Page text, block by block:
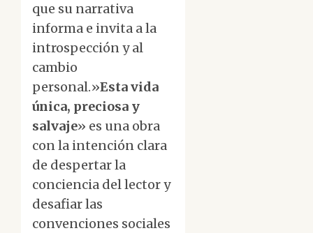
que su narrativa
informa e invita a la
introspección y al
cambio
personal.»Esta vida
única, preciosa y
salvaje» es una obra
con la intención clara
de despertar la
conciencia del lector y
desafiar las
convenciones sociales